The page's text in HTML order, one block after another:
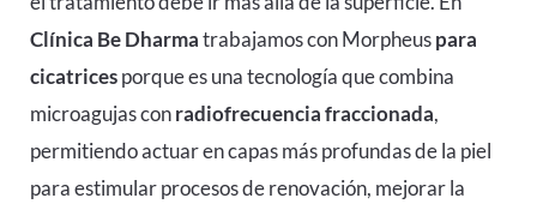
Clínica Be Dharmatrabajamos conMorpheuspara
cicatricesporque es una tecnología que combina
microagujas conradiofrecuencia fraccionada,
permitiendo actuar en capas más profundas de la piel
para estimular procesos de renovación, mejorar la